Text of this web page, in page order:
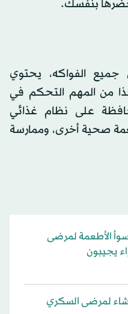
بنفسك.
جميع الفواكه، يحتوي
من المهم التحكم في
على نظام غذائي
صحية أخرى، وممارسة
الأطعمة لمرضى
يجيبون
لمرضى السكري